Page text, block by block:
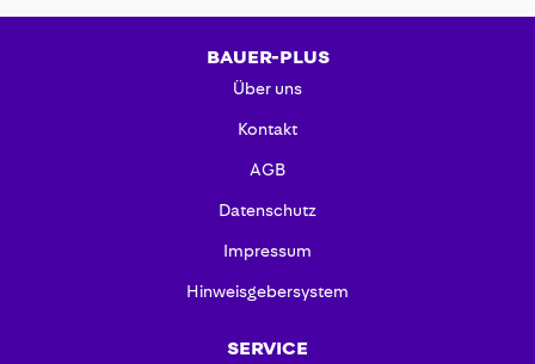
BAUER-PLUS
Über uns
Kontakt
AGB
Datenschutz
Impressum
Hinweisgebersystem
SERVICE